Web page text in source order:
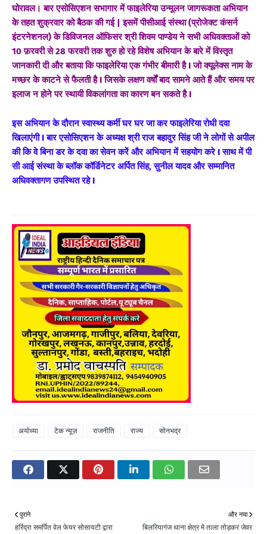
घोरावल। बार एसोसिएशन सभागार में फाइलेरिया उन्मूलन जागरूकता अभियान
के तहत शुक्रवार को बैठक की गई | इसमें पीसीआई संस्था (प्रोजेक्ट कंसर्न
इंटरनेशनल) के डिविजनल ऑफिसर श्री शिवम पाण्डेय ने सभी अधिवक्ताओं को
10 फ़रवरी से 28 फरवरी तक शुरु हो रहे विशेष अभियान के बारे में विस्तृत
जानकारी दी और बताया कि फाइलेरिया एक गंभीर बीमारी है I जो क्यूलेक्स नाम के
मच्छर के काटने से फैलती है I जिसके लक्षण वर्षों बाद सामने आते हैं और समय पर
इलाज न होने पर स्थायी विकलांगता का कारण बन सकते है I
इस अभियान के दौरान स्वास्थ्य कर्मी घर घर जा कर फाइलेरिया रोधी दवा
खिलाएंगी I बार एसोसिएशन के अध्यक्ष श्री राज बहादुर सिंह जी ने लोगों से अपील
की कि वे बिना डर के दवा का सेवन करें और अभियान में सहयोग करे I साथ में पी
सी आई संस्था के ब्लॉक कॉर्डिनेटर अर्पित सिंह, सुनील यादव और सम्मानित
अधिवक्तागण उपस्थित रहे I
अयोध्या टेक न्यूज़ राजनीति राज्य सोनभद्र
और नया
बिलरियागंज थाना क्षेत्र मे ताला तोड़कर जेवर
पुराने
हरिंद्रा समर्पित वेल फेयर सोसायटी द्वारा